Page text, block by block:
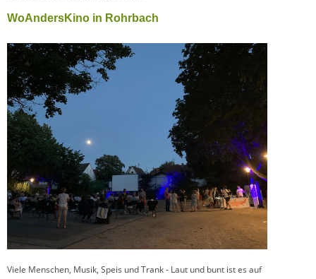
WoAndersKino in Rohrbach
Viele Menschen, Musik, Speis und Trank - Laut und bunt ist es auf